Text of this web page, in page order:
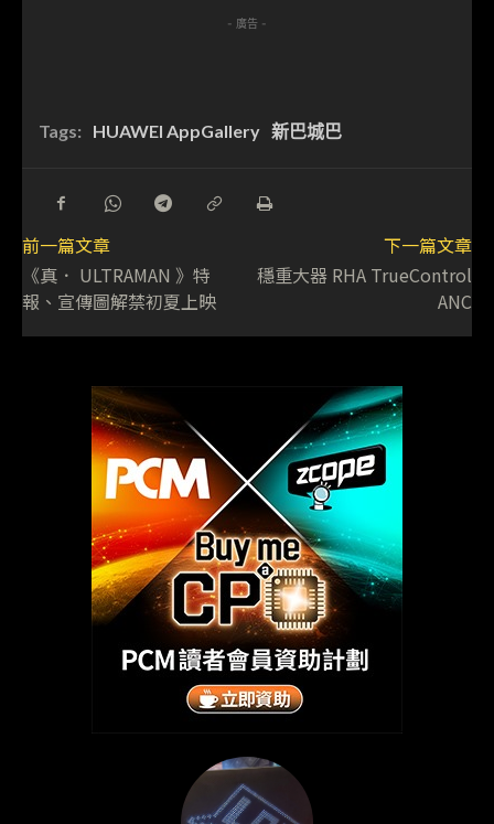
- 廣告 -
Tags: HUAWEI AppGallery 新巴城巴
前一篇文章
《真． ULTRAMAN 》特
報、宣傳圖解禁初夏上映
下一篇文章
穩重大器 RHA TrueControl
ANC